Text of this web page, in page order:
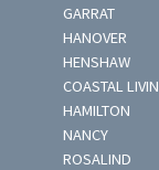
GARRAT
HANOVER
HENSHAW
COASTAL
HAMILTON
NANCY
ROSALIND